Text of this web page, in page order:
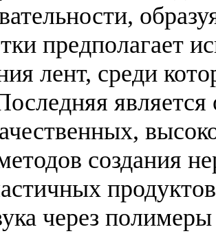
предполагает
лент, среди
создания
через